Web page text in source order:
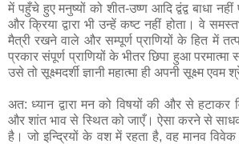
में पहुँचे हुए मनुष्यों को शीत-उष्ण आदि द्वंद्व बाधा
और क्रिया द्वारा भी उन्हें कष्ट नहीं होता। वे
मैत्री रखने वाले और सम्पूर्ण प्राणियों के हित में
प्रकार संपूर्ण प्राणियों के भीतर छिपा हुआ
उसे तो सूक्ष्मदर्शी ज्ञानी महात्मा ही अपनी सूक्ष्म एवम
अत: ध्यान द्वारा मन को विषयों की और से हटाकर
और शांत भाव से स्थित को जाएँ। ऐसा करने से साधक
है। जो इन्द्रियों के वश में रहता है, वह मानव